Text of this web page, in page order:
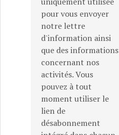
pour vous envoyer
notre lettre
d'information ainsi
que des informations
concernant nos
activités. Vous
pouvez à tout
moment utiliser le
lien de
désabonnement